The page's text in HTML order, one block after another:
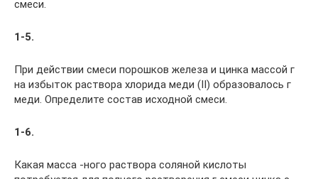
смеси.
1-5.
При действии смеси порошков железа и цинка массой г
на избыток раствора хлорида меди (II) образовалось г
меди. Определите состав исходной смеси.
1-6.
Какая масса -ного раствора соляной кислоты